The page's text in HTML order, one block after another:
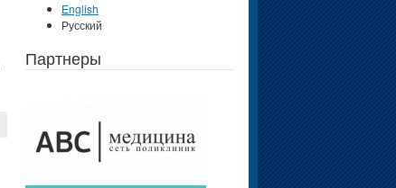
English
Русский
Партнеры